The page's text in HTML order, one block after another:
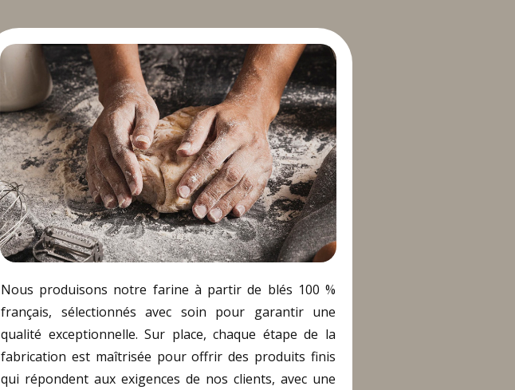
Nous produisons notre farine à partir de blés 100 %
français, sélectionnés avec soin pour garantir une
qualité exceptionnelle. Sur place, chaque étape de la
fabrication est maîtrisée pour offrir des produits finis
qui répondent aux exigences de nos clients, avec une